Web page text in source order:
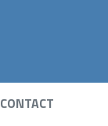
CONTACT